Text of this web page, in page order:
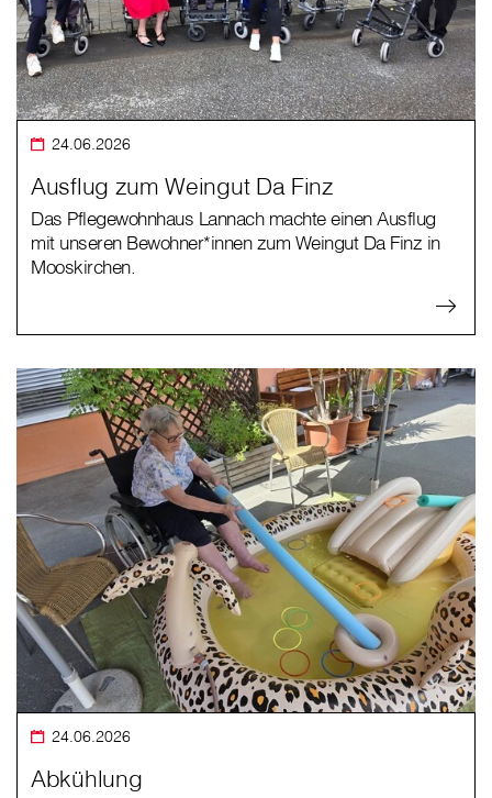
24.06.2026
Ausflug zum Weingut Da Finz
Das Pflegewohnhaus Lannach machte einen Ausflug
mit unseren Bewohner*innen zum Weingut Da Finz in
Mooskirchen.
24.06.2026
Abkühlung